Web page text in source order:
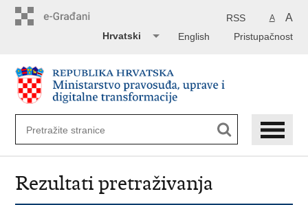
A A
RSS
Pristupačnost
English
Hrvatski
Rezultati pretraživanja